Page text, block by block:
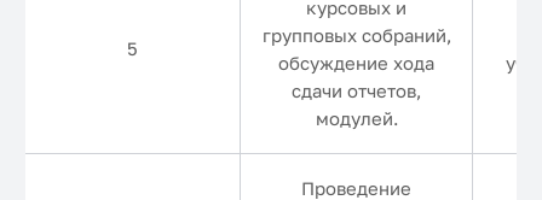
5
курсовых и
групповых собраний,
обсуждение хода
сдачи отчетов,
модулей.
Проведение